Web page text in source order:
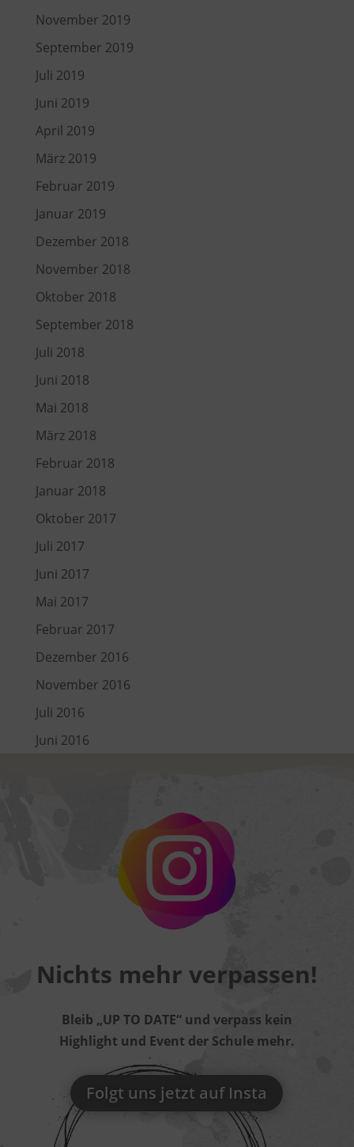
November 2019
September 2019
Juli 2019
Juni 2019
April 2019
März 2019
Februar 2019
Januar 2019
Dezember 2018
November 2018
Oktober 2018
September 2018
Juli 2018
Juni 2018
Mai 2018
März 2018
Februar 2018
Januar 2018
Oktober 2017
Juli 2017
Juni 2017
Mai 2017
Februar 2017
Dezember 2016
November 2016
Juli 2016
Juni 2016
Nichts mehr verpassen!
Bleib „UP TO DATE“ und verpass kein
Highlight und Event der Schule mehr.
Folgt uns jetzt auf Insta